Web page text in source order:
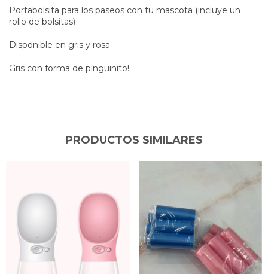
Portabolsita para los paseos con tu mascota (incluye un
rollo de bolsitas)
Disponible en gris y rosa
Gris con forma de pinguinito!
PRODUCTOS SIMILARES